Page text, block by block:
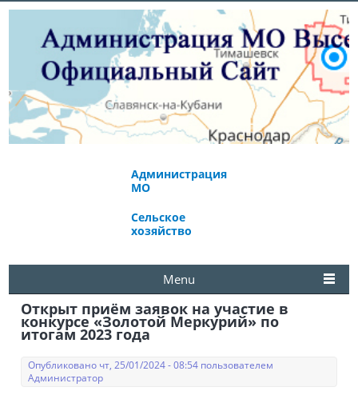
Администрация
МО
Сельское
хозяйство
Menu
Открыт приём заявок на участие в
конкурсе «Золотой Меркурий» по
итогам 2023 года
Опубликовано чт, 25/01/2024 - 08:54 пользователем
Администратор